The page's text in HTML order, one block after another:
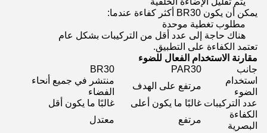
يمكن أن يكون BR30 أكثر كفاءة عندما:
مطلوب تغطية موحدة
هناك حاجة إلى عدد أقل من التركيبات بشكل عام
تعتمد الكفاءة على التطبيق.
مقارنة الاستخدام الفعال للضوء
جانب
PAR30
BR30
استخدام
الضوء
مرتفع على الهدف
منتشر في جميع أنحاء
الفضاء
عدد التركيبات غالبًا ما يكون أعلى
غالبًا ما يكون أقل
الكفاءة
البصرية
مرتفع معتدل